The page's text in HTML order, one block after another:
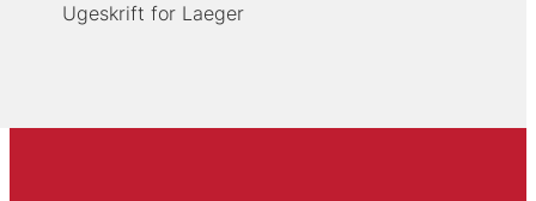
Ugeskrift for Laeger